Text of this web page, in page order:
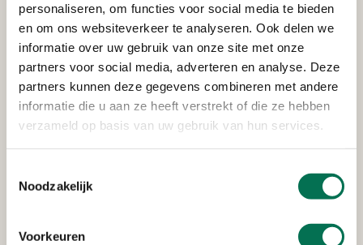
personaliseren, om functies voor social media te bieden
en om ons websiteverkeer te analyseren. Ook delen we
informatie over uw gebruik van onze site met onze
partners voor social media, adverteren en analyse. Deze
partners kunnen deze gegevens combineren met andere
informatie die u aan ze heeft verstrekt of die ze hebben
verzameld op basis van uw gebruik van hun services.
Noodzakelijk
Voorkeuren
Stichting Woonkracht 10
Pieter Hoochplaats 1 Alblasserdam
Verleend
Openbaar Lichaam Sociaal